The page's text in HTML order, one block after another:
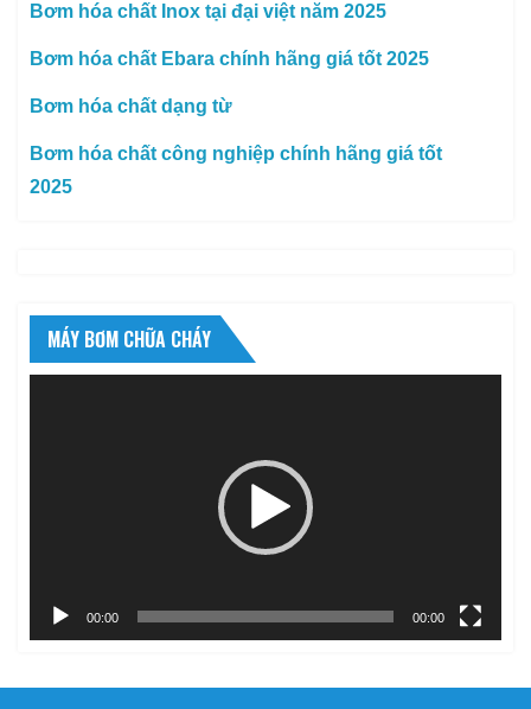
Bơm hóa chất Inox tại đại việt năm 2025
Bơm hóa chất Ebara chính hãng giá tốt 2025
Bơm hóa chất dạng từ
Bơm hóa chất công nghiệp chính hãng giá tốt
2025
MÁY BƠM CHỮA CHÁY
00:00 00:00